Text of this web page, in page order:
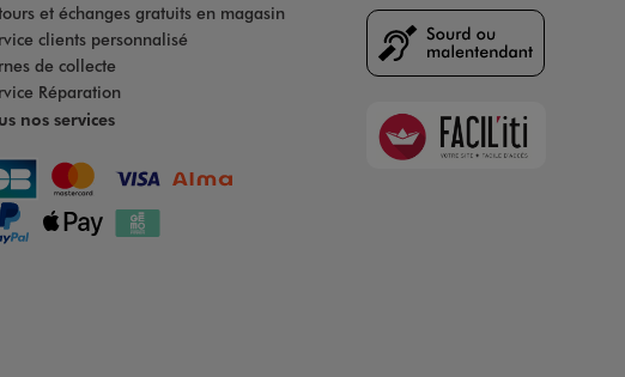
et échanges gratuits en magasin
clients personnalisé
de collecte
Réparation
nos services Faciliti